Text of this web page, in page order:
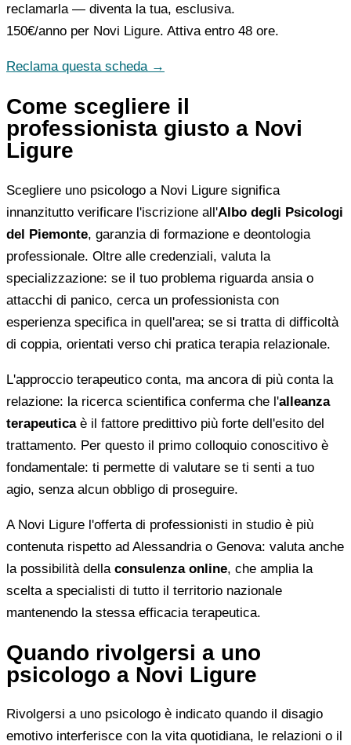
reclamarla — diventa la tua, esclusiva.
150€/anno per Novi Ligure. Attiva entro 48 ore.
Reclama questa scheda →
Come scegliere il
professionista giusto a Novi
Ligure
Scegliere uno psicologo a Novi Ligure significa
innanzitutto verificare l'iscrizione all'Albo degli Psicologi
del Piemonte, garanzia di formazione e deontologia
professionale. Oltre alle credenziali, valuta la
specializzazione: se il tuo problema riguarda ansia o
attacchi di panico, cerca un professionista con
esperienza specifica in quell'area; se si tratta di difficoltà
di coppia, orientati verso chi pratica terapia relazionale.
L'approccio terapeutico conta, ma ancora di più conta la
relazione: la ricerca scientifica conferma che l'alleanza
terapeuticaè il fattore predittivo più forte dell'esito del
trattamento. Per questo il primo colloquio conoscitivo è
fondamentale: ti permette di valutare se ti senti a tuo
agio, senza alcun obbligo di proseguire.
A Novi Ligure l'offerta di professionisti in studio è più
contenuta rispetto ad Alessandria o Genova: valuta anche
la possibilità della consulenza online, che amplia la
scelta a specialisti di tutto il territorio nazionale
mantenendo la stessa efficacia terapeutica.
Quando rivolgersi a uno
psicologo a Novi Ligure
Rivolgersi a uno psicologo è indicato quando il disagio
emotivo interferisce con la vita quotidiana, le relazioni o il